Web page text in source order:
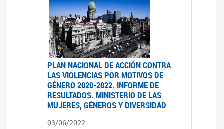
PLAN NACIONAL DE ACCIÓN CONTRA
LAS VIOLENCIAS POR MOTIVOS DE
GÉNERO 2020-2022. INFORME DE
RESULTADOS. MINISTERIO DE LAS
MUJERES, GÉNEROS Y DIVERSIDAD
03/06/2022